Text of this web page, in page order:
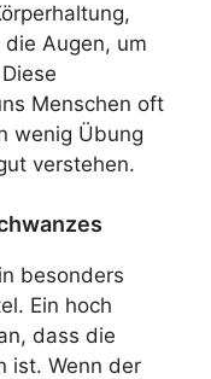
Augen, um
Menschen oft
wenig Übung
verstehen.
besonders
Ein hoch
dass die
ist. Wenn der